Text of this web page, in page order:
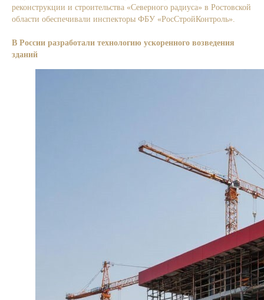
реконструкции и строительства «Северного радиуса» в Ростовской
области обеспечивали инспекторы ФБУ «РосСтройКонтроль».
В России разработали технологию ускоренного возведения
зданий